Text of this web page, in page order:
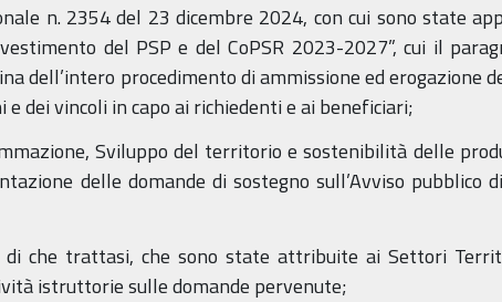
n. 2354 del 23 dicembre 2024, con cui sono state
del PSP e del CoPSR 2023-2027”, cui il
dell’intero procedimento di ammissione ed erogazione
dei vincoli in capo ai richiedenti e ai beneficiari;
Sviluppo del territorio e sostenibilità delle
delle domande di sostegno sull’Avviso pubblico
di che trattasi, che sono state attribuite ai Settori
istruttorie sulle domande pervenute;